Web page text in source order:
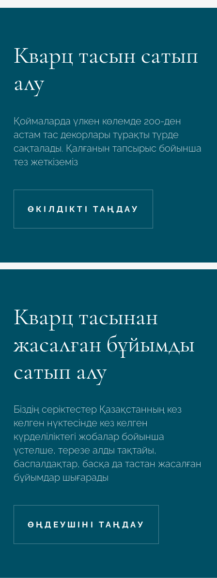
Кварц тасын сатып
алу
Қоймаларда үлкен көлемде 200-ден
астам тас декорлары тұрақты түрде
сақталады. Қалғанын тапсырыс бойынша
тез жеткіземіз
ӨКІЛДІКТІ ТАҢДАУ
Кварц тасынан
жасалған бұйымды
сатып алу
Біздің серіктестер Қазақстанның кез
келген нүктесінде кез келген
күрделіліктегі жобалар бойынша
үстелше, терезе алды тақтайы,
баспалдақтар, басқа да тастан жасалған
бұйымдар шығарады
ӨҢДЕУШІНІ ТАҢДАУ